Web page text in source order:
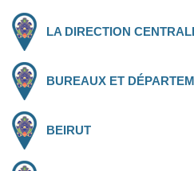
LA DIRECTION
BUREAUX ET
BEIRUT